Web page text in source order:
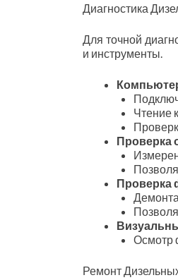
Диагностика
Для точной
и инструменты.
Чтение
Проверка
Проверка
Осмотр
Ремонт